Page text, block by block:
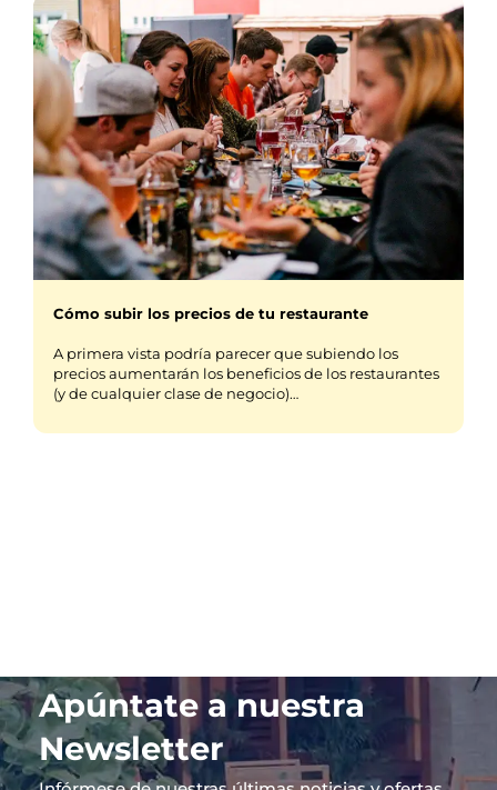
Cómo subir los precios de tu restaurante
A primera vista podría parecer que subiendo los
precios aumentarán los beneficios de los restaurantes
(y de cualquier clase de negocio)…
Apúntate a nuestra
Newsletter